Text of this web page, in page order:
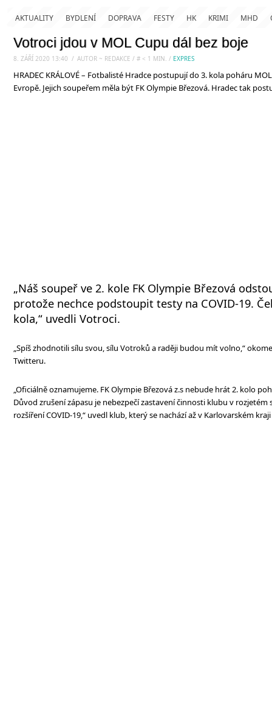
AKTUALITY BYDLENÍ DOPRAVA FESTY HK KRIMI MHD
Votroci jdou v MOL Cupu dál bez boje
8. ZÁŘÍ 2020 13:40 / AUTOR ~ REDAKCE / # < 1 MIN. / EXPRES
HRADEC KRÁLOVÉ – Fotbalisté Hradce postupují do 3. kola poháru
Evropě. Jejich soupeřem měla být FK Olympie Březová. Hradec tak
„Náš soupeř ve 2. kole FK Olympie Březová
protože nechce podstoupit testy na COVID-19.
kola,“ uvedli Votroci.
„Spíš zhodnotili sílu svou, sílu Votroků a raději budou mít volno,“
Twitteru.
„Oficiálně oznamujeme. FK Olympie Březová z.s nebude hrát 2. kolo
Důvod zrušení zápasu je nebezpečí zastavení činnosti klubu v
rozšíření COVID-19,“ uvedl klub, který se nachází až v Karlovarském